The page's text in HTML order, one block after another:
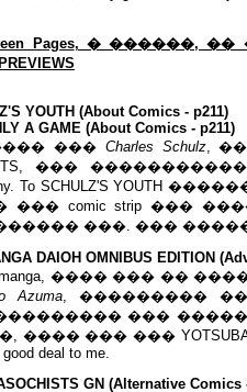
Pages, � ������, ��
YOUTH (About Comics - p211)
A GAME (About Comics - p211)
��� Charles Schulz,
���
To SCHULZ'S YOUTH
��� comic strip ���
���. ���
DAIOH OMNIBUS EDITION
���� ��� ��
Azuma, ��������� ���
���
���� ��� ���
deal to me.
GN (Alternative Comics